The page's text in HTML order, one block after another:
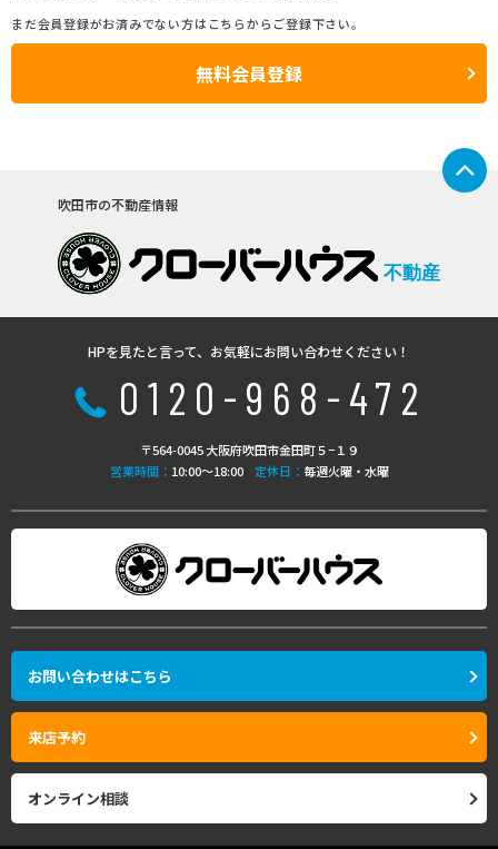
まだ会員登録がお済みでない方はこちらからご登録下さい。
無料会員登録
吹田市の不動産情報
不動産
HPを見たと言って、お気軽にお問い合わせください！
0120-968-472
〒564-0045 大阪府吹田市金田町５−１９
営業時間： 10:00〜18:00 定休日： 毎週火曜・水曜
お問い合わせはこちら
来店予約
オンライン相談